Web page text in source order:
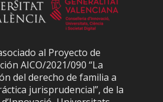
al Proyecto de
AICO/2021/090 “La
del derecho de familia a
jurisprudencial”, de la